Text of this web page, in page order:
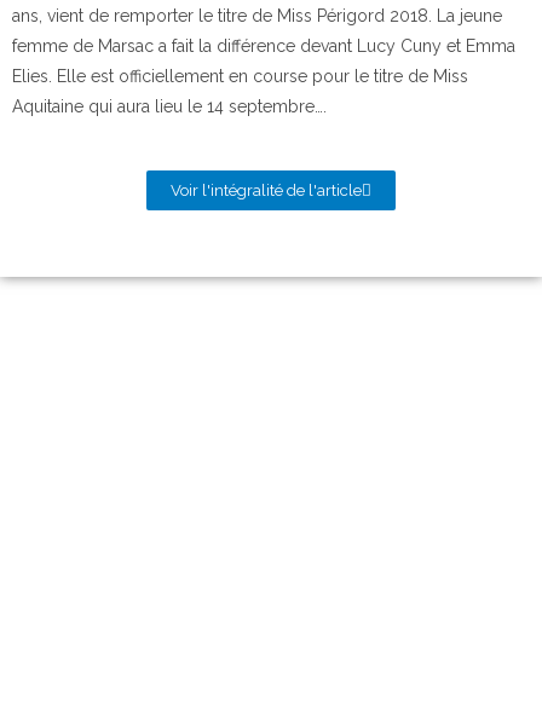
ans, vient de remporter le titre de Miss Périgord 2018. La jeune
femme de Marsac a fait la différence devant Lucy Cuny et Emma
Elies. Elle est officiellement en course pour le titre de Miss
Aquitaine qui aura lieu le 14 septembre….
Voir l'intégralité de l'article